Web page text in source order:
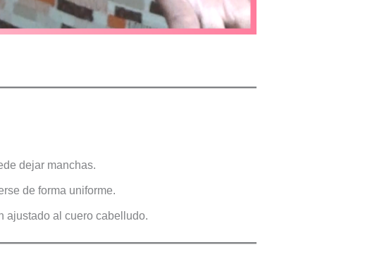
dejar manchas.
de forma uniforme.
ajustado al cuero cabelludo.